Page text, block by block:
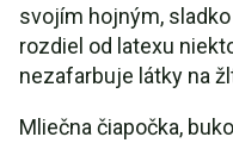
svojím hojným,
rozdiel od latexu
nezafarbuje látky na
Mliečna čiapočka,